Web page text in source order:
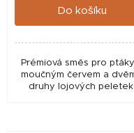
Do košíku
Prémiová směs pro
moučným červem a
druhy lojových peletek.